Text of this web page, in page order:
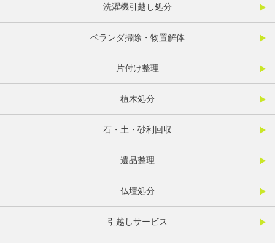
洗濯機引越し処分
ベランダ掃除・物置解体
片付け整理
植木処分
石・土・砂利回収
遺品整理
仏壇処分
引越しサービス